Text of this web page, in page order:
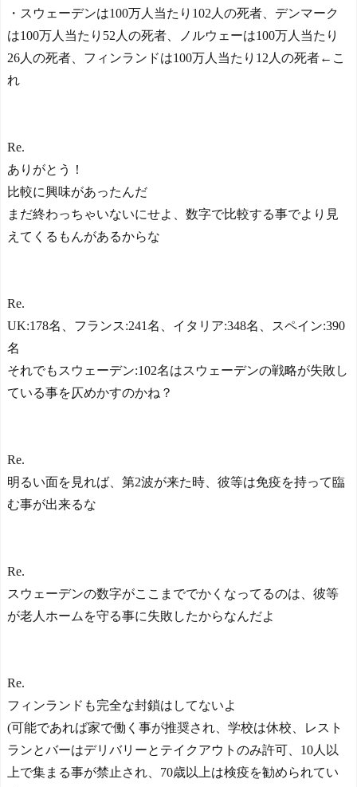
・スウェーデンは100万人当たり102人の死者、デンマーク
は100万人当たり52人の死者、ノルウェーは100万人当たり
26人の死者、フィンランドは100万人当たり12人の死者←こ
れ
Re.
ありがとう！
比較に興味があったんだ
まだ終わっちゃいないにせよ、数字で比較する事でより見
えてくるもんがあるからな
Re.
UK:178名、フランス:241名、イタリア:348名、スペイン:390
名
それでもスウェーデン:102名はスウェーデンの戦略が失敗し
ている事を仄めかすのかね？
Re.
明るい面を見れば、第2波が来た時、彼等は免疫を持って臨
む事が出来るな
Re.
スウェーデンの数字がここまででかくなってるのは、彼等
が老人ホームを守る事に失敗したからなんだよ
Re.
フィンランドも完全な封鎖はしてないよ
(可能であれば家で働く事が推奨され、学校は休校、レスト
ランとバーはデリバリーとテイクアウトのみ許可、10人以
上で集まる事が禁止され、70歳以上は検疫を勧められてい